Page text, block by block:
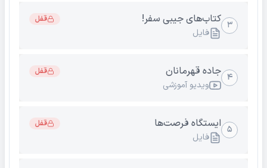
۳ کتاب‌های جیبی سفر! قفل
فایل
۴ جاده قهرمانان قفل
ویدیو آموزشی
۵ ایستگاه فرصت‌ها قفل
فایل